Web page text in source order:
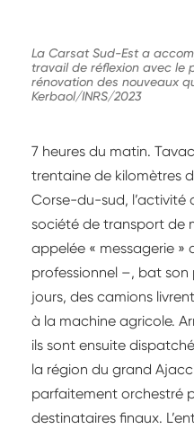
La Carsat Sud-Est a
travail de réflexion avec le
rénovation des nouveaux
Kerbaol/INRS/2023
7 heures du matin.
trentaine de kilomètres
Corse-du-sud, l’activité
société de transport de
appelée « messagerie »
professionnel –, bat son
jours, des camions
à la machine agricole.
ils sont ensuite
la région du grand
parfaitement orchestré
destinataires finaux.